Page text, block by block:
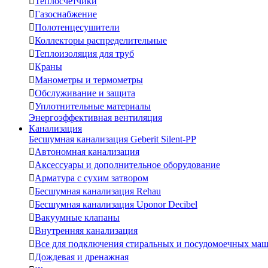
Газоснабжение
Полотенцесушители
Коллекторы распределительные
Теплоизоляция для труб
Краны
Манометры и термометры
Обслуживание и защита
Уплотнительные материалы
Энергоэффективная вентиляция
Канализация
Бесшумная канализация Geberit Silent-PP
Автономная канализация
Аксессуары и дополнительное оборудование
Арматура с сухим затвором
Бесшумная канализация Rehau
Бесшумная канализация Uponor Decibel
Вакуумные клапаны
Внутренняя канализация
Все для подключения стиральных и посудомоечных
Дождевая и дренажная